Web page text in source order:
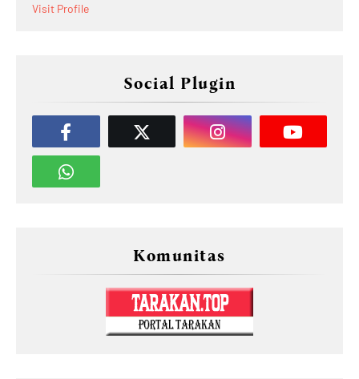
Visit Profile
Social Plugin
Komunitas